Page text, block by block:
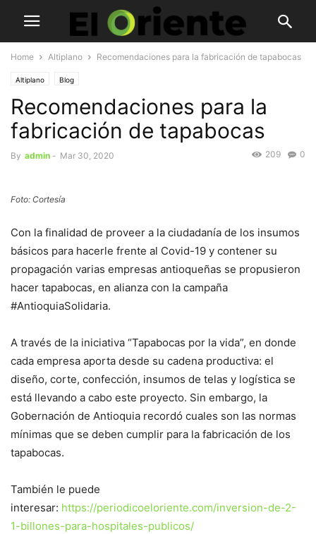
Home Altiplano Recomendaciones para la fabricación de tapabocas
Altiplano Blog
Recomendaciones para la
fabricación de tapabocas
By admin - Mar 30, 2020 0
209
Foto: Cortesía
Con la finalidad de proveer a la ciudadanía de los insumos
básicos para hacerle frente al Covid-19 y contener su
propagación varias empresas antioqueñas se propusieron
hacer tapabocas, en alianza con la campaña
#AntioquiaSolidaria.
A través de la iniciativa “Tapabocas por la vida”, en donde
cada empresa aporta desde su cadena productiva: el
diseño, corte, confección, insumos de telas y logística se
está llevando a cabo este proyecto. Sin embargo, la
Gobernación de Antioquia recordó cuales son las normas
mínimas que se deben cumplir para la fabricación de los
tapabocas.
También le puede
interesar: https://periodicoeloriente.com/inversion-de-2-
1-billones-para-hospitales-publicos/